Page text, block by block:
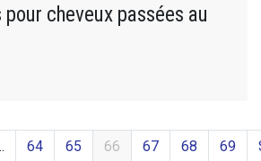
cheveux passées au
64 65 66 67 68 69